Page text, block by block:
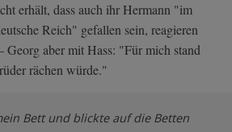
erhält, dass auch ihr Hermann "im
Reich" gefallen sein, reagieren
Georg aber mit Hass: "Für mich stand
rächen würde."
Bett und blickte auf die Betten